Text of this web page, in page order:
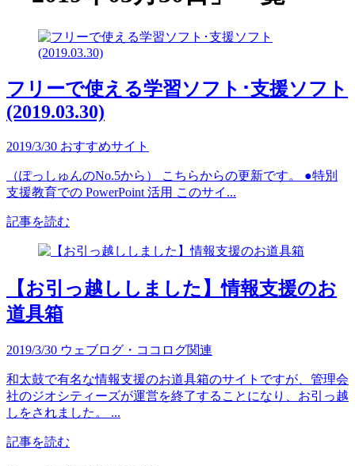
フリーで使える学習ソフト･支援ソフト
(2019.03.30)
2019/3/30 おすすめサイト
（ぽっしゅんのNo.5から） こちらからの更新です。 ●特別
支援教育での PowerPoint 活用 このサイ...
記事を読む
【お引っ越ししました】情報支援のお
道具箱
2019/3/30 ウェブログ・ココログ関連
和太鼓で有名な情報支援のお道具箱のサイトですが、管理会
社のジオシティーズが運営を終了することになり、お引っ越
しをされました。 ...
記事を読む